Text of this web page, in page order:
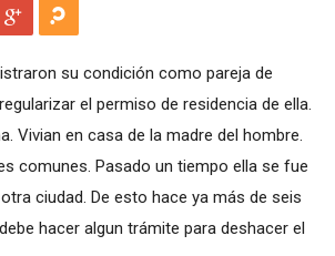
su condición como pareja de
el permiso de residencia de ella.
Vivian en casa de la madre del hombre.
comunes. Pasado un tiempo ella se fue
ciudad. De esto hace ya más de seis
hacer algun trámite para deshacer el